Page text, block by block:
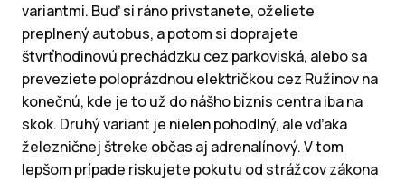
variantmi. Buď si ráno privstanete, oželiete
preplnený autobus, a potom si doprajete
štvrťhodinovú prechádzku cez parkoviská, alebo sa
preveziete poloprázdnou električkou cez Ružinov na
konečnú, kde je to už do nášho biznis centra iba na
skok. Druhý variant je nielen pohodlný, ale vďaka
železničnej štreke občas aj adrenalínový. V tom
lepšom prípade riskujete pokutu od strážcov zákona